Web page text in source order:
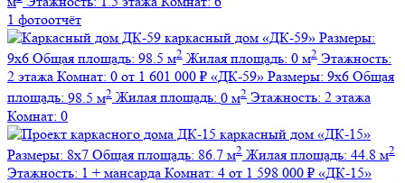
1 фотоотчёт
каркасный дом «ДК-59» Размеры:
9х6 Общая площадь: 98.5 м2 Жилая площадь: 0 м2 Этажность:
2 этажа Комнат: 0 от 1 601 000 ₽ «ДК-59» Размеры: 9х6 Общая
площадь: 98.5 м2 Жилая площадь: 0 м2 Этажность: 2 этажа
Комнат: 0
каркасный дом «ДК-15»
Размеры: 8х7 Общая площадь: 86.7 м2 Жилая площадь: 44.8 м2
Этажность: 1 + мансарда Комнат: 4 от 1 598 000 ₽ «ДК-15»